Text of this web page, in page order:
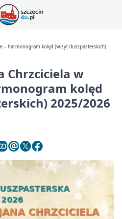
– harmonogram kolęd (wizyt duszpasterskich)
Chrzciciela w
kolęd
2025/2026